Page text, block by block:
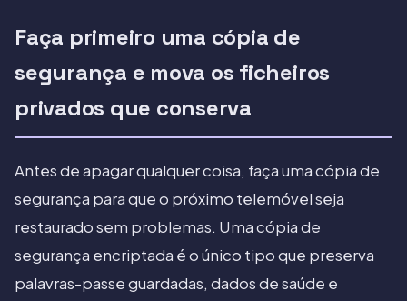
Faça primeiro uma cópia de
segurança e mova os ficheiros
privados que conserva
Antes de apagar qualquer coisa, faça uma cópia de
segurança para que o próximo telemóvel seja
restaurado sem problemas. Uma cópia de
segurança encriptada é o único tipo que preserva
palavras-passe guardadas, dados de saúde e